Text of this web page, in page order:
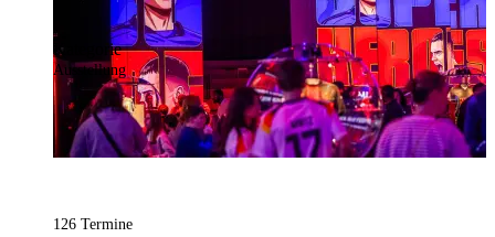
Kategorie
Ausstellung
126 Termine